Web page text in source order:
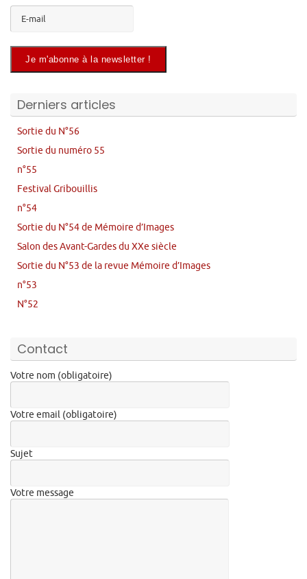
Derniers articles
Sortie du N°56
Sortie du numéro 55
n°55
Festival Gribouillis
n°54
Sortie du N°54 de Mémoire d’Images
Salon des Avant-Gardes du XXe siècle
Sortie du N°53 de la revue Mémoire d’Images
n°53
N°52
Contact
Votre nom (obligatoire)
Votre email (obligatoire)
Sujet
Votre message